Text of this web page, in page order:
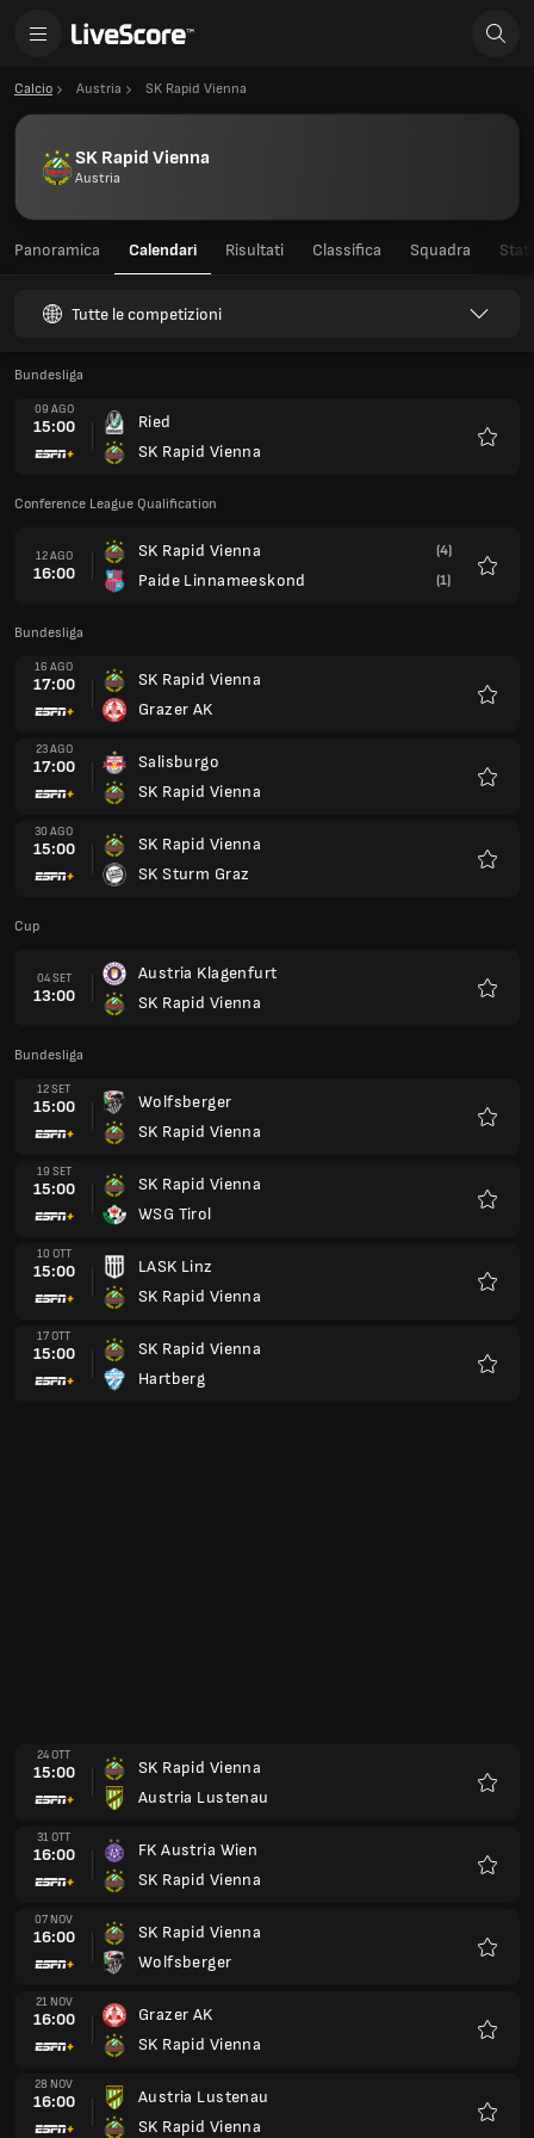
Calcio Austria SK Rapid Vienna
SK Rapid Vienna
Austria
Panoramica Calendari Risultati Classifica Squadra
Tutte le competizioni
Bundesliga
09 AGO
15:00
Ried
SK Rapid Vienna
Conference League Qualification
12 AGO
16:00
SK Rapid Vienna
Paide Linnameeskond
(4)
(1)
Bundesliga
16 AGO
17:00
SK Rapid Vienna
Grazer AK
23 AGO
17:00
Salisburgo
SK Rapid Vienna
30 AGO
15:00
SK Rapid Vienna
SK Sturm Graz
Cup
04 SET
13:00
Austria Klagenfurt
SK Rapid Vienna
Bundesliga
12 SET
15:00
Wolfsberger
SK Rapid Vienna
19 SET
15:00
SK Rapid Vienna
WSG Tirol
10 OTT
15:00
LASK Linz
SK Rapid Vienna
17 OTT
15:00
SK Rapid Vienna
Hartberg
24 OTT
15:00
SK Rapid Vienna
Austria Lustenau
31 OTT
16:00
FK Austria Wien
SK Rapid Vienna
07 NOV
16:00
SK Rapid Vienna
Wolfsberger
21 NOV
16:00
Grazer AK
SK Rapid Vienna
28 NOV
16:00
Austria Lustenau
SK Rapid Vienna